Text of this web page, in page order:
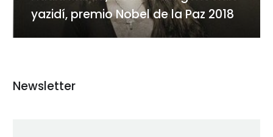
Paz
yazidí, premio Nobel de la Paz 2018
Newsletter